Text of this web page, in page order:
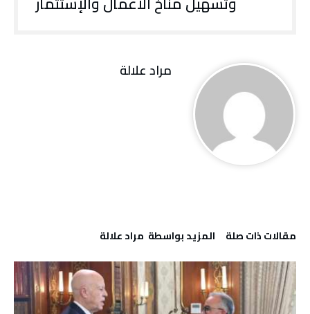
مراد علالة
‫مقالات ذات صلة‬ ‫‫المزيد بواسطة‬ ‬ مراد علالة